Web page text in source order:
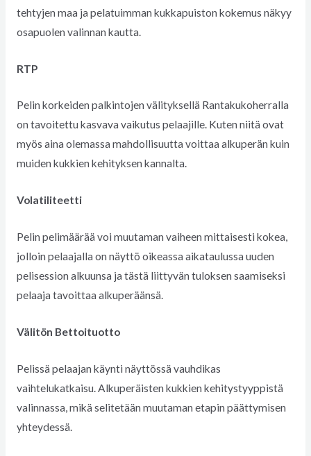
tehtyjen maa ja pelatuimman kukkapuiston kokemus näkyy
osapuolen valinnan kautta.
RTP
Pelin korkeiden palkintojen välityksellä Rantakukoherralla
on tavoitettu kasvava vaikutus pelaajille. Kuten niitä ovat
myös aina olemassa mahdollisuutta voittaa alkuperän kuin
muiden kukkien kehityksen kannalta.
Volatiliteetti
Pelin pelimäärää voi muutaman vaiheen mittaisesti kokea,
jolloin pelaajalla on näyttö oikeassa aikataulussa uuden
pelisession alkuunsa ja tästä liittyvän tuloksen saamiseksi
pelaaja tavoittaa alkuperäänsä.
Välitön Bettoituotto
Pelissä pelaajan käynti näyttössä vauhdikas
vaihtelukatkaisu. Alkuperäisten kukkien kehitystyyppistä
valinnassa, mikä selitetään muutaman etapin päättymisen
yhteydessä.